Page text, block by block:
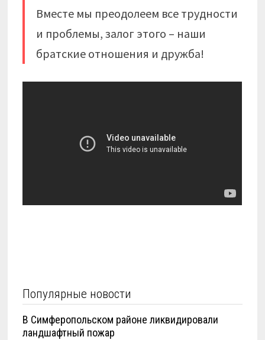
Вместе мы преодолеем все трудности
и проблемы, залог этого – наши
братские отношения и дружба!
Популярные новости
В Симферопольском районе ликвидировали
ландшафтный пожар